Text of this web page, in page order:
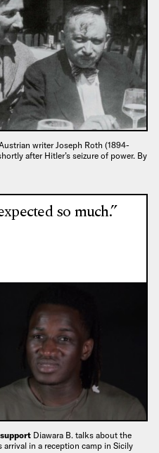
writer Joseph Roth (1894-
after Hitler’s seizure of power. By
so much.”
Diawara B. talks about the
in a reception camp in Sicily